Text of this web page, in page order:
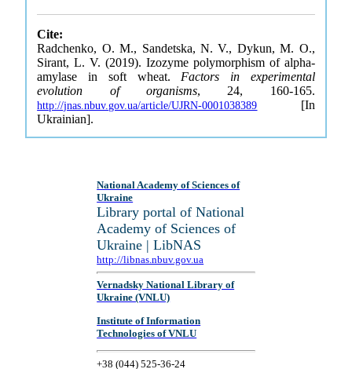
Cite:
Radchenko, O. M., Sandetska, N. V., Dykun, M. O.,
Sirant, L. V. (2019). Izozyme polymorphism of alpha-
amylase in soft wheat. Factors in experimental
evolution of organisms, 24, 160-165.
http://jnas.nbuv.gov.ua/article/UJRN-0001038389 [In
Ukrainian].
National Academy of Sciences of
Ukraine
Library portal of National
Academy of Sciences of
Ukraine | LibNAS
http://libnas.nbuv.gov.ua
Vernadsky National Library of
Ukraine (VNLU)
Institute of Information
Technologies of VNLU
+38 (044) 525-36-24